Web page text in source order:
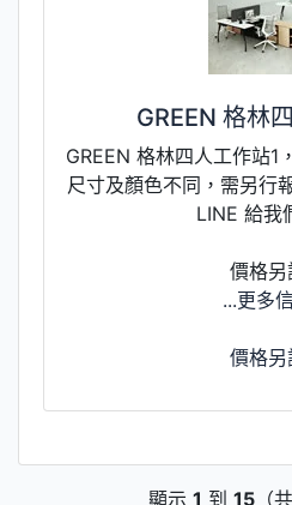
GREEN 格林
GREEN 格林四人工作站1
尺寸及顏色不同，需另行
LINE 給我
價格另
...更多
價格另
顯示 1 到 15 （共